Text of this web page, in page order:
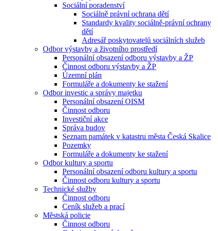
Sociální poradenství
Sociálně právní ochrana dětí
Standardy kvality sociálně-právní ochrany
dětí
Adresář poskytovatelů sociálních služeb
Odbor výstavby a životního prostředí
Personální obsazení odboru výstavby a ŽP
Činnost odboru výstavby a ŽP
Územní plán
Formuláře a dokumenty ke stažení
Odbor investic a správy majetku
Personální obsazení OISM
Činnost odboru
Investiční akce
Správa budov
Seznam památek v katastru města Česká Skalice
Pozemky
Formuláře a dokumenty ke stažení
Odbor kultury a sportu
Personální obsazení odboru kultury a sportu
Činnost odboru kultury a sportu
Technické služby
Činnost odboru
Ceník služeb a prací
Městská policie
Činnost odboru